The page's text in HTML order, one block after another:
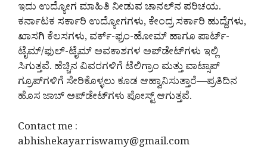
ಇದು ಉದ್ಯೋಗ ಮಾಹಿತಿ ನೀಡುವ ಚಾನಲ್‌ನ ಪರಿಚಯ.
ಕರ್ನಾಟಕ ಸರ್ಕಾರಿ ಉದ್ಯೋಗಗಳು, ಕೇಂದ್ರ ಸರ್ಕಾರಿ ಹುದ್ದೆಗಳು,
ಖಾಸಗಿ ಕೆಲಸಗಳು, ವರ್ಕ್-ಫ್ರಂ-ಹೋಮ್ ಹಾಗೂ ಪಾರ್ಟ್-
ಟೈಮ್/ಫುಲ್-ಟೈಮ್ ಅವಕಾಶಗಳ ಅಪ್‌ಡೇಟ್‌ಗಳು ಇಲ್ಲಿ
ಸಿಗುತ್ತವೆ. ಹೆಚ್ಚಿನ ವಿವರಗಳಿಗೆ ಟೆಲಿಗ್ರಾಂ ಮತ್ತು ವಾಟ್ಸಾಪ್
ಗ್ರೂಪ್‌ಗಳಿಗೆ ಸೇರಿಕೊಳ್ಳಲು ಕೂಡ ಆಹ್ವಾನಿಸುತ್ತಾರೆ—ಪ್ರತಿದಿನ
ಹೊಸ ಜಾಬ್ ಅಪ್‌ಡೇಟ್‌ಗಳು ಪೋಸ್ಟ್ ಆಗುತ್ತವೆ.
Contact me :
abhishekayarriswamy@gmail.com